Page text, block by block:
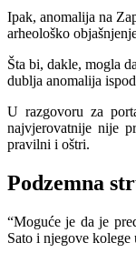
Ipak, anomalija na
arheološko
Šta bi, dakle, mogla
dublja anomalija
U razgovoru za
najvjerovatnije nije
pravilni i oštri.
Podzemna
“Moguće je da je
Sato i njegove kolege